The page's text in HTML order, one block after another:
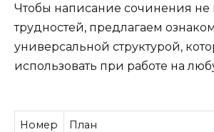
Чтобы написание сочинения не
трудностей, предлагаем
универсальной структурой,
использовать при работе на
Номер План